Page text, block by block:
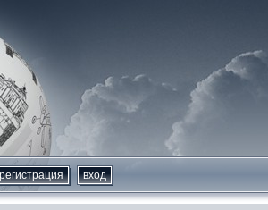
регистрация вход